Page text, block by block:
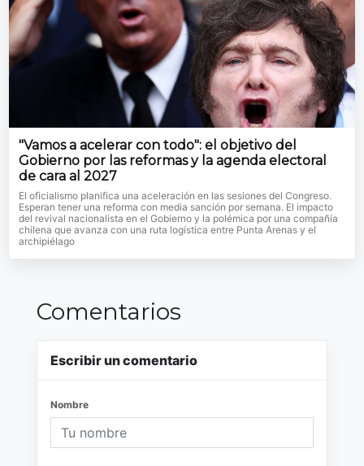
"Vamos a acelerar con todo": el objetivo del
Gobierno por las reformas y la agenda electoral
de cara al 2027
El oficialismo planifica una aceleración en las sesiones del Congreso.
Esperan tener una reforma con media sanción por semana. El impacto
del revival nacionalista en el Gobierno y la polémica por una compañía
chilena que avanza con una ruta logística entre Punta Arenas y el
archipiélago
Comentarios
Escribir un comentario
Nombre